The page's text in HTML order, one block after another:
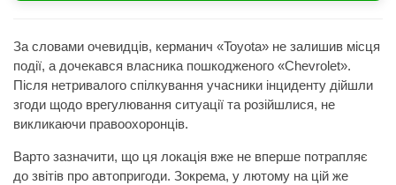
За словами очевидців, керманич «Toyota» не залишив місця
події, а дочекався власника пошкодженого «Chevrolet».
Після нетривалого спілкування учасники інциденту дійшли
згоди щодо врегулювання ситуації та розійшлися, не
викликаючи правоохоронців.
Варто зазначити, що ця локація вже не вперше потрапляє
до звітів про автопригоди. Зокрема, у лютому на цій же